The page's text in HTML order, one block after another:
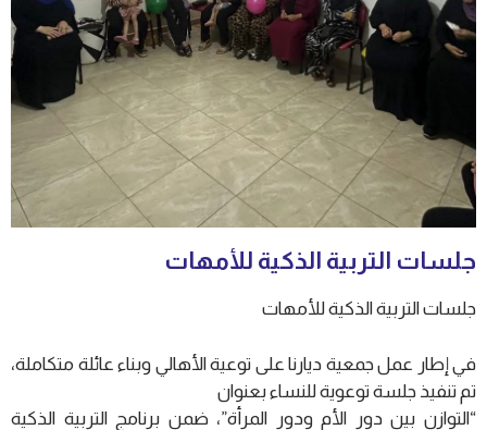
جلسات التربية الذكية للأمهات
جلسات التربية الذكية للأمهات
في إطار عمل جمعية ديارنا على توعية الأهالي وبناء عائلة متكاملة،
تم تنفيذ جلسة توعوية للنساء بعنوان
“التوازن بين دور الأم ودور المرأة”، ضمن برنامج التربية الذكية